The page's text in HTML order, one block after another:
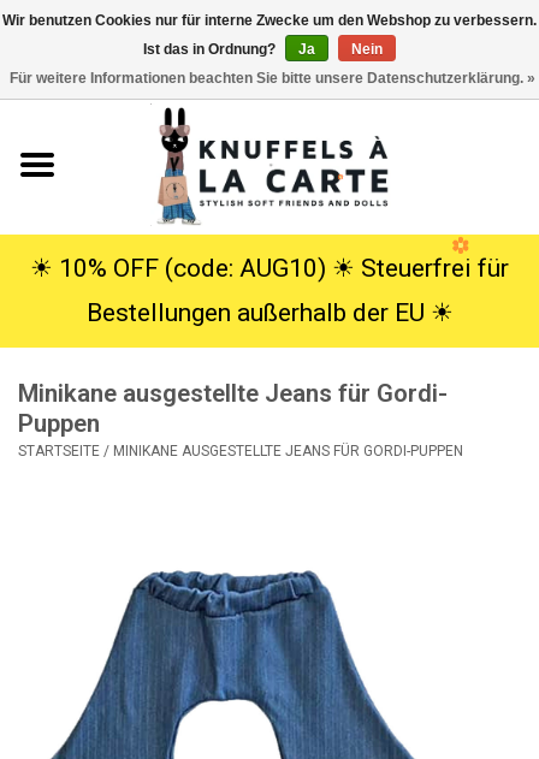
Kuscheltiere
SALE
Geschenke
☀︎ 10% OFF (code: AUG10) ☀︎ Steuerfrei für
Bestellungen außerhalb der EU ☀︎
Minikane ausgestellte Jeans für Gordi-
Puppen
STARTSEITE / MINIKANE AUSGESTELLTE JEANS FÜR GORDI-PUPPEN
Wir benutzen Cookies nur für interne Zwecke um den Webshop zu verbessern.
Ist das in Ordnung?
Ja
Nein
Für weitere Informationen beachten Sie bitte unsere Datenschutzerklärung. »